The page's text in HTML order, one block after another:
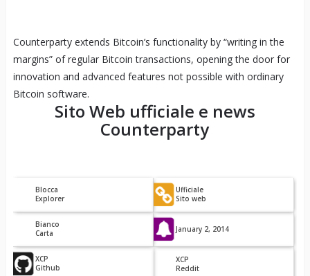
Counterparty extends Bitcoin’s functionality by “writing in the
margins” of regular Bitcoin transactions, opening the door for
innovation and advanced features not possible with ordinary
Bitcoin software.
Sito Web ufficiale e news
Counterparty
Blocca
Explorer
Ufficiale
Sito web
Bianco
Carta
January 2, 2014
XCP
Github
XCP
Reddit